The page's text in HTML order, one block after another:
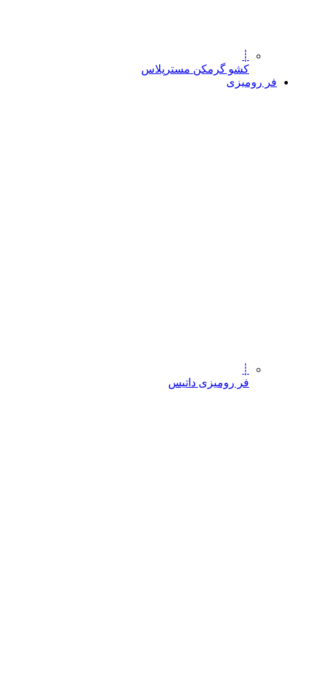
┊
کشو گرمکن مسترپلاس
فر رومیزی
┊
فر رومیزی داتیس